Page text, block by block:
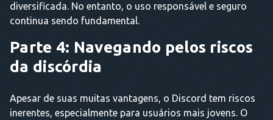
diversificada. No entanto, o uso responsável e seguro
continua sendo fundamental.
Parte 4: Navegando pelos riscos
da discórdia
Apesar de suas muitas vantagens, o Discord tem riscos
inerentes, especialmente para usuários mais jovens. O